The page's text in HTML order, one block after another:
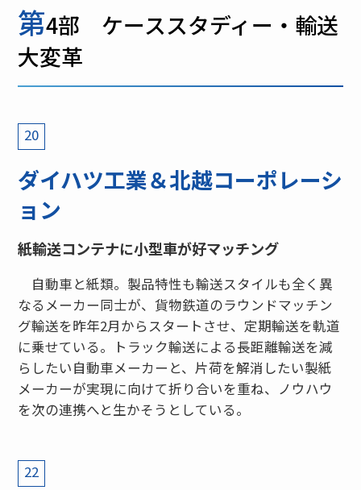
第4部 ケーススタディー・輸送
大変革
20
ダイハツ工業＆北越コーポレーシ
ョン
紙輸送コンテナに小型車が好マッチング
自動車と紙類。製品特性も輸送スタイルも全く異
なるメーカー同士が、貨物鉄道のラウンドマッチン
グ輸送を昨年2月からスタートさせ、定期輸送を軌道
に乗せている。トラック輸送による長距離輸送を減
らしたい自動車メーカーと、片荷を解消したい製紙
メーカーが実現に向けて折り合いを重ね、ノウハウ
を次の連携へと生かそうとしている。
22